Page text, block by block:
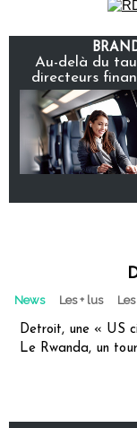
Au-delà du
directeurs
News Les + lus
Detroit, une « US
Le Rwanda, un